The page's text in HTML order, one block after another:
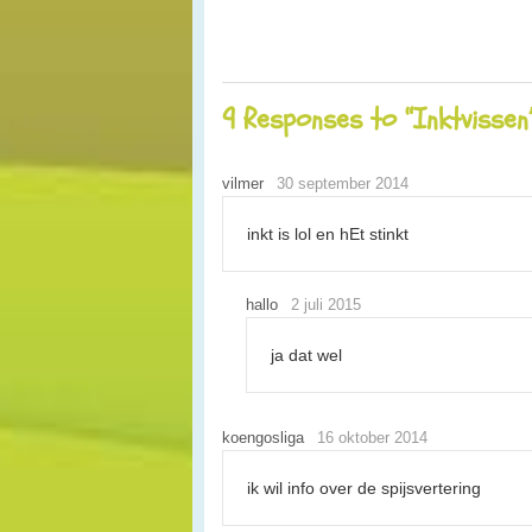
9 Responses to
vilmer 30 september 2014
inkt is lol en hEt stinkt
hallo 2 juli 2015
ja dat wel
koengosliga 16 oktober 2014
ik wil info over de spijsvertering